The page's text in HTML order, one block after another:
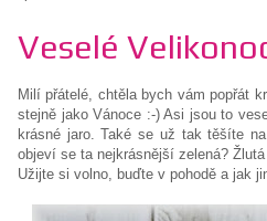
Veselé
Milí přátelé, chtěla bych vám popřát
stejně jako Vánoce :-) Asi jsou to
krásné jaro. Také se už tak těšíte
objeví se ta nejkrásnější zelená?
Užijte si volno, buďte v pohodě a jak